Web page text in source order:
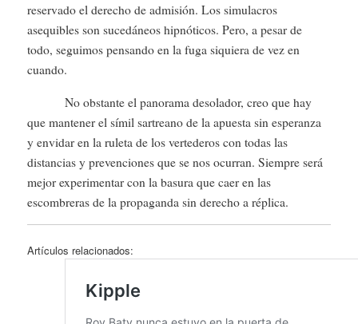
reservado el derecho de admisión. Los simulacros
asequibles son sucedáneos hipnóticos. Pero, a pesar de
todo, seguimos pensando en la fuga siquiera de vez en
cuando.
No obstante el panorama desolador, creo que hay
que mantener el símil sartreano de la apuesta sin esperanza
y envidar en la ruleta de los vertederos con todas las
distancias y prevenciones que se nos ocurran. Siempre será
mejor experimentar con la basura que caer en las
escombreras de la propaganda sin derecho a réplica.
Artículos relacionados: